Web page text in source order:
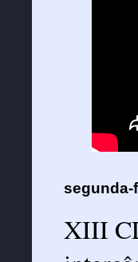
segunda-
XIII